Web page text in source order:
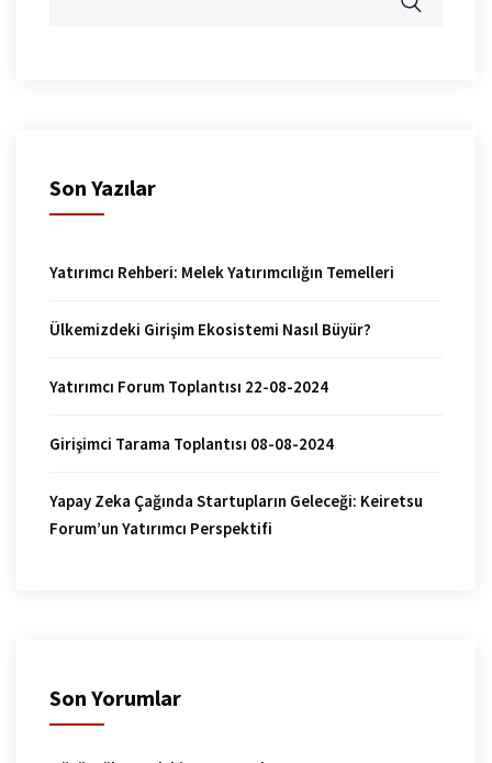
Son Yazılar
Yatırımcı Rehberi: Melek Yatırımcılığın Temelleri
Ülkemizdeki Girişim Ekosistemi Nasıl Büyür?
Yatırımcı Forum Toplantısı 22-08-2024
Girişimci Tarama Toplantısı 08-08-2024
Yapay Zeka Çağında Startupların Geleceği: Keiretsu
Forum’un Yatırımcı Perspektifi
Son Yorumlar